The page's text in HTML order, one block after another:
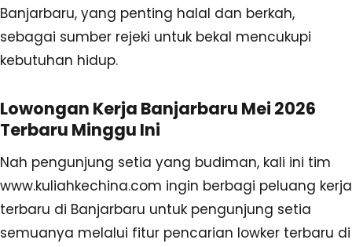
Banjarbaru, yang penting halal dan berkah,
sebagai sumber rejeki untuk bekal mencukupi
kebutuhan hidup.
Lowongan Kerja Banjarbaru Mei 2026
Terbaru Minggu Ini
Nah pengunjung setia yang budiman, kali ini tim
www.kuliahkechina.com ingin berbagi peluang kerja
terbaru di Banjarbaru untuk pengunjung setia
semuanya melalui fitur pencarian lowker terbaru di